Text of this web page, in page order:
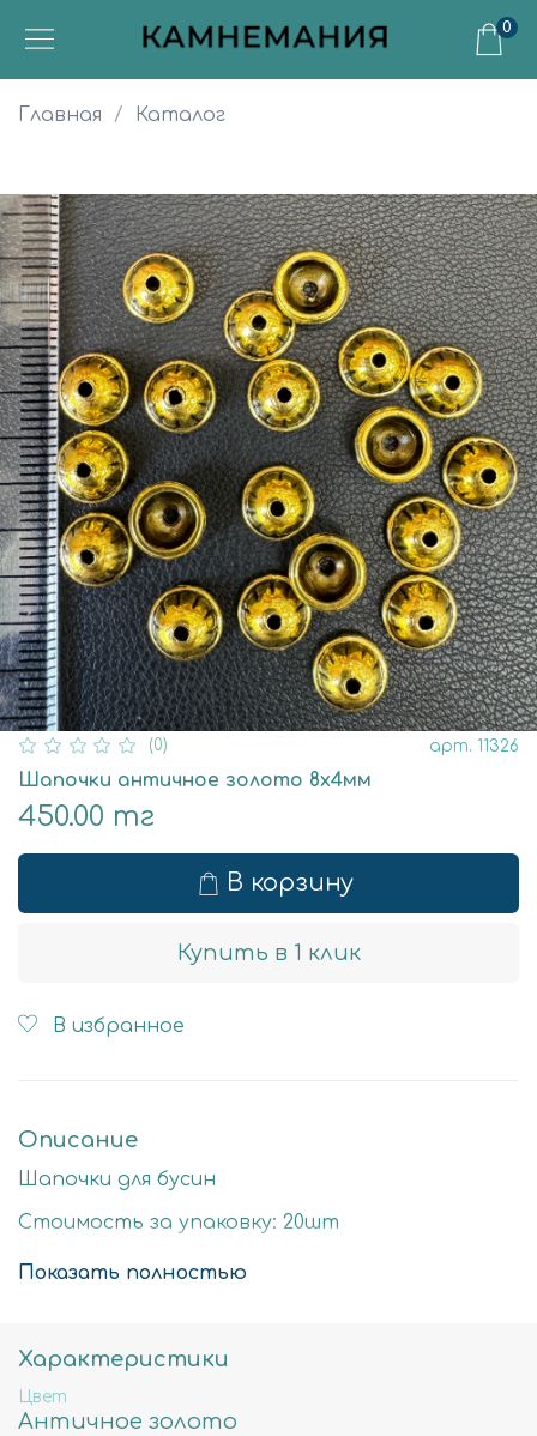
0
Главная Каталог
(0) арт. 11326
Шапочки античное золото 8х4мм
450.00 тг
В корзину
Купить в 1 клик
В избранное
Описание
Шапочки для бусин
Стоимость за упаковку: 20шт
Цвет: античное золото
Состав: Латунь высокого качества
Не содержит свинца, никеля и кадмия.
Показать полностью
Характеристики
Цвет
Античное золото